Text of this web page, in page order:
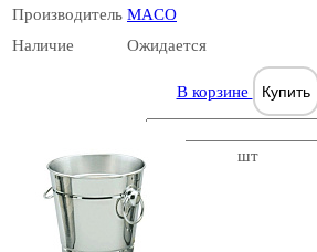
Производитель MACO
Наличие
Ожидается
В корзине Купить
шт